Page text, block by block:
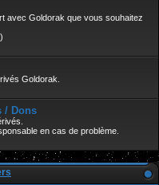
avec Goldorak que vous souhaitez
Goldorak.
/ Dons
en cas de problème.